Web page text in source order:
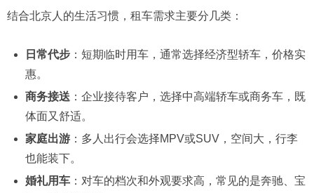
结合北京人的生活习惯，租车需求主要分几类：
日常代步：短期临时用车，通常选择经济型轿车，价格实
惠。
商务接送 ：企业接待客户，选择中高端轿车或商务车，既
体面又舒适。
家庭出游：多人出行会选择MPV或SUV，空间大，行李
也能装下。
婚礼用车：对车的档次和外观要求高，常见的是奔驰、宝